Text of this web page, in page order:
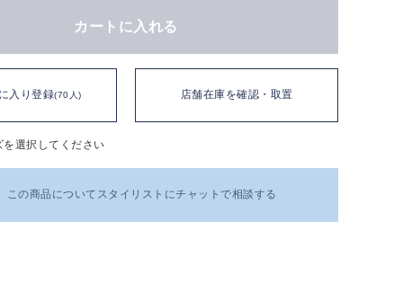
カートに入れる
入り登録(70人) 店舗在庫を確認・取置
選択してください
この商品についてスタイリストにチャットで相談する